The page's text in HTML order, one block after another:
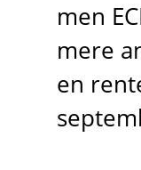
men
mere
en